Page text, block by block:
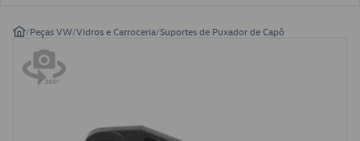
/Peças VW/Vidros e Carroceria/Suportes de Puxador de Capô